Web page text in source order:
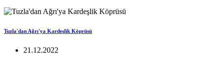
Tuzla'dan Ağrı'ya Kardeşlik Köprüsü
21.12.2022